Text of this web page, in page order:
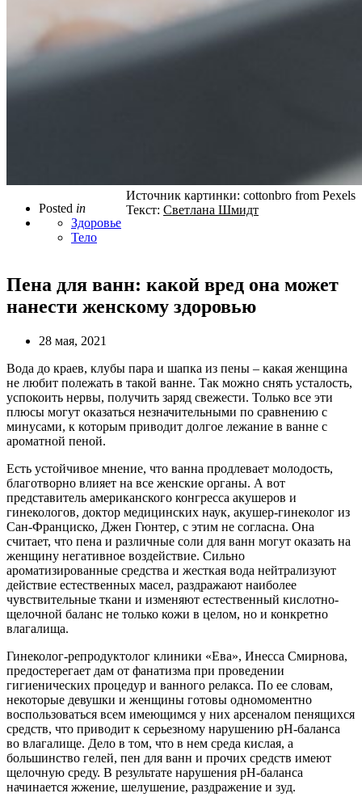
Posted in
Здоровье
Тело
Источник картинки: cottonbro from Pexels
Текст: Светлана Шмидт
Пена для ванн: какой вред она может
нанести женскому здоровью
28 мая, 2021
Вода до краев, клубы пара и шапка из пены – какая женщина
не любит полежать в такой ванне. Так можно снять усталость,
успокоить нервы, получить заряд свежести. Только все эти
плюсы могут оказаться незначительными по сравнению с
минусами, к которым приводит долгое лежание в ванне с
ароматной пеной.
Есть устойчивое мнение, что ванна продлевает молодость,
благотворно влияет на все женские органы. А вот
представитель американского конгресса акушеров и
гинекологов, доктор медицинских наук, акушер-гинеколог из
Сан-Франциско, Джен Гюнтер, с этим не согласна. Она
считает, что пена и различные соли для ванн могут оказать на
женщину негативное воздействие. Сильно
ароматизированные средства и жесткая вода нейтрализуют
действие естественных масел, раздражают наиболее
чувствительные ткани и изменяют естественный кислотно-
щелочной баланс не только кожи в целом, но и конкретно
влагалища.
Гинеколог-репродуктолог клиники «Ева», Инесса Смирнова,
предостерегает дам от фанатизма при проведении
гигиенических процедур и ванного релакса. По ее словам,
некоторые девушки и женщины готовы одномоментно
воспользоваться всем имеющимся у них арсеналом пенящихся
средств, что приводит к серьезному нарушению рН-баланса
во влагалище. Дело в том, что в нем среда кислая, а
большинство гелей, пен для ванн и прочих средств имеют
щелочную среду. В результате нарушения рН-баланса
начинается жжение, шелушение, раздражение и зуд.